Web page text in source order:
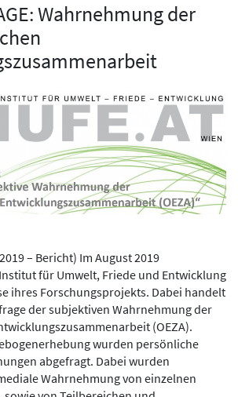
Wahrnehmung der
– Bericht) Im August 2019
für Umwelt, Friede und Entwicklung
ihres Forschungsprojekts. Dabei handelt
der subjektiven Wahrnehmung der
(OEZA).
wurden persönliche
abgefragt. Dabei wurden
Wahrnehmung von einzelnen